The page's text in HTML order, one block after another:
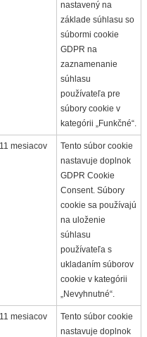
nastavený na
základe súhlasu so
súbormi cookie
GDPR na
zaznamenanie
súhlasu
používateľa pre
súbory cookie v
kategórii „Funkčné“.
11 mesiacov
Tento súbor cookie
nastavuje doplnok
GDPR Cookie
Consent. Súbory
cookie sa používajú
na uloženie
súhlasu
používateľa s
ukladaním súborov
cookie v kategórii
„Nevyhnutné“.
11 mesiacov
Tento súbor cookie
nastavuje doplnok